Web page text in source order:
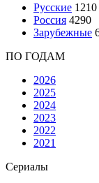
Русские 1210
Россия 4290
Зарубежные
ПО ГОДАМ
2026
2025
2024
2023
2022
2021
Сериалы